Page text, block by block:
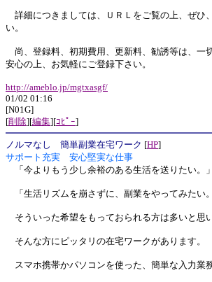
詳細につきましては、ＵＲＬをご覧の上、ぜひ
い。
尚、登録料、初期費用、更新料、勧誘等は、一
安心の上、お気軽にご登録下さい。
http://ameblo.jp/mgtxasgf/
01/02 01:16
[N01G]
[削除][編集][ｺﾋﾟｰ]
ノルマなし 簡単副業在宅ワーク [HP]
サポート充実 安心堅実な仕事
「今よりもう少し余裕のある生活を送りたい。」
「生活リズムを崩さずに、副業をやってみたい。
そういった希望をもっておられる方は多いと思い
そんな方にピッタリの在宅ワークがあります。
スマホ携帯かパソコンを使った、簡単な入力業務